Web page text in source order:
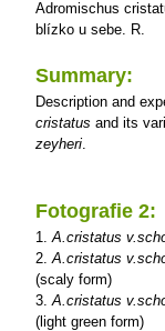
Adromischus
blízko u sebe. R.
Summary:
Description and
cristatus and its
zeyheri.
Fotografie 2:
1.A.cristatus
2.A.cristatus
(scaly form)
3.A.cristatus
(light green form)